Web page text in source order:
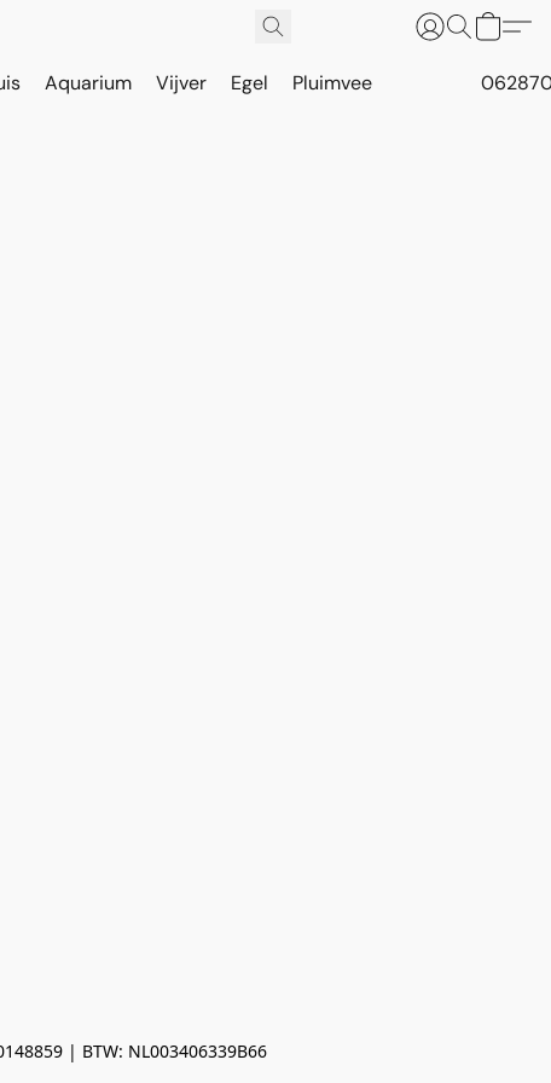
Aquarium Vijver Egel Pluimvee
| BTW: NL003406339B66